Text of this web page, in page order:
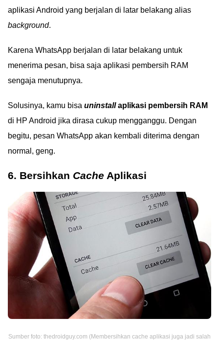
aplikasi Android yang berjalan di latar belakang alias
background.
Karena WhatsApp berjalan di latar belakang untuk
menerima pesan, bisa saja aplikasi pembersih RAM
sengaja menutupnya.
Solusinya, kamu bisa uninstallaplikasi pembersih RAM
di HP Android jika dirasa cukup mengganggu. Dengan
begitu, pesan WhatsApp akan kembali diterima dengan
normal, geng.
6. Bersihkan Cache Aplikasi
Sumber foto: thedroidguy.com (Membersihkan cache aplikasi juga jadi salah